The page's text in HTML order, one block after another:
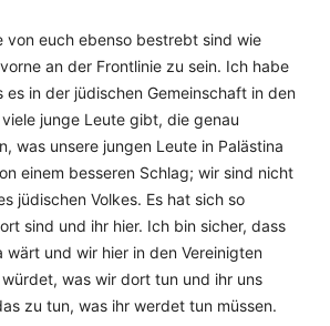
von euch ebenso bestrebt sind wie
an der Frontlinie zu sein. Ich habe
es in der jüdischen Gemeinschaft in den
junge Leute gibt, die genau
was unsere jungen Leute in Palästina
einem besseren Schlag; wir sind nicht
jüdischen Volkes. Es hat sich so
sind und ihr hier. Ich bin sicher, dass
wärt und wir hier in den Vereinigten
was wir dort tun und ihr uns
zu tun, was ihr werdet tun müssen.